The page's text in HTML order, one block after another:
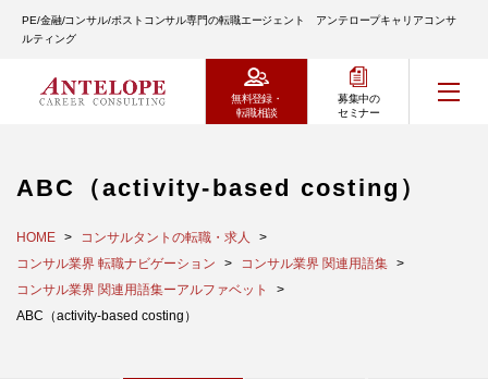
PE/金融/コンサル/ポストコンサル専門の転職エージェント アンテロープキャリアコンサ
ルティング
無料登録・
転職相談
募集中の
セミナー
ABC（activity-based costing）
HOME
コンサルタントの転職・求人
コンサル業界 転職ナビゲーション
コンサル業界 関連用語集
コンサル業界 関連用語集ーアルファベット
ABC（activity-based costing）